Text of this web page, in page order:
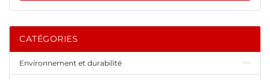
CATÉGORIES
Environnement et durabilité